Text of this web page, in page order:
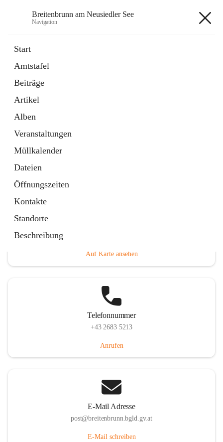
Breitenbrunn am Neusiedler See
Navigation
Start
Amtstafel
Beiträge
Artikel
Alben
Veranstaltungen
Müllkalender
Dateien
Öffnungszeiten
Kontakte
Standorte
Beschreibung
18 Schnellzugriffe
Gemeindeservice
Auf Karte ansehen
Telefonnummer
+43 2683 5213
Anrufen
E-Mail Adresse
post@breitenbrunn.bgld.gv.at
E-Mail schreiben